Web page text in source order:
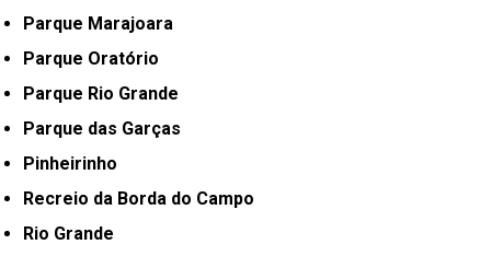
Parque Marajoara
Parque Oratório
Parque Rio Grande
Parque das Garças
Pinheirinho
Recreio da Borda do Campo
Rio Grande